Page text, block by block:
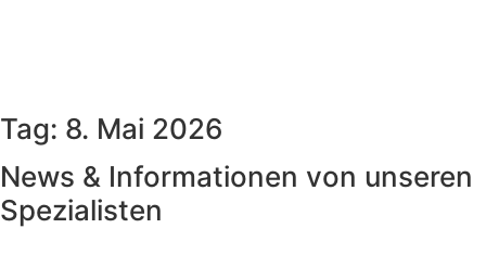
Tag: 8. Mai 2026
News & Informationen von unseren
Spezialisten